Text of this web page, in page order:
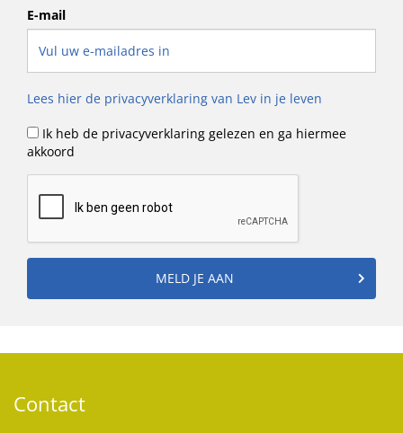
E-mail
Lees hier de privacyverklaring van Lev in je leven
Ik heb de privacyverklaring gelezen en ga hiermee
akkoord
MELD JE AAN
Contact